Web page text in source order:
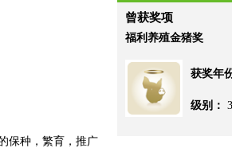
曾获奖项
福利养殖金猪奖
获奖年
级别：
保种，繁育，推广